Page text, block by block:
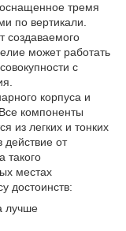
оснащенное тремя
по вертикали.
создаваемого
может работать
с
корпуса и
компоненты
из легких и тонких
действие от
такого
местах
достоинств:
лучше